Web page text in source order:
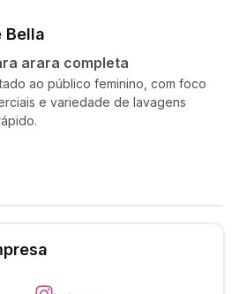
Bella
arara completa
ao público feminino, com foco
e variedade de lavagens